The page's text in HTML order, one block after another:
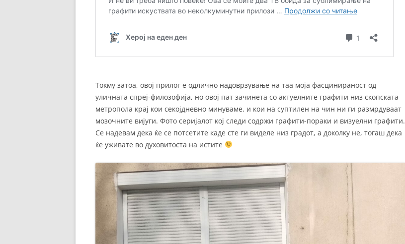
Токму затоа, овој прилог е одлично надоврзување на таа моја фасцинираност од
уличната спреј-филозофија, но овој пат зачинета со актуелните графити низ скопската
метропола крај кои секојдневно минуваме, и кои на суптилен на чин ни ги размрдуваат
мозочните вијуги. Фото серијалот кој следи содржи графити-пораки и визуелни графити.
Се надевам дека ќе се потсетите каде сте ги виделе низ градот, а доколку не, тогаш дека
ќе уживате во духовитоста на истите